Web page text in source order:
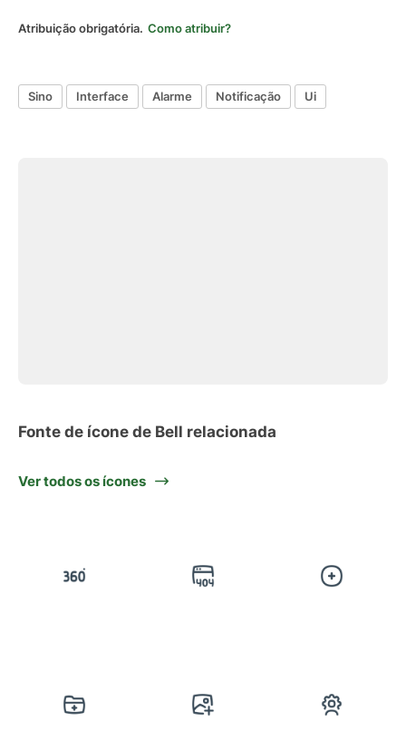
Atribuição obrigatória. Como atribuir?
Sino Interface Alarme Notificação Ui
Fonte de ícone de Bell relacionada
Ver todos os ícones